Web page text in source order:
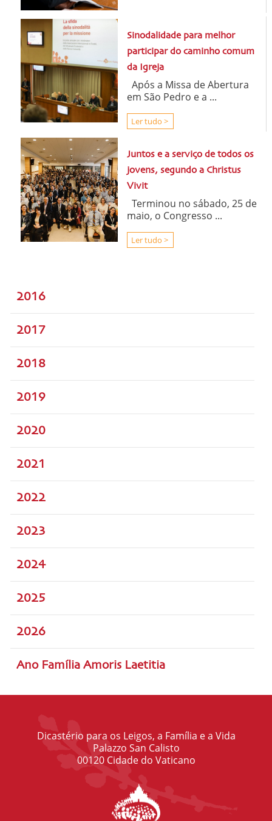
Sinodalidade para melhor
participar do caminho comum
da Igreja
Após a Missa de Abertura
em São Pedro e a ...
Ler tudo >
Juntos e a serviço de todos os
jovens, segundo a Christus
Vivit
Terminou no sábado, 25 de
maio, o Congresso ...
Ler tudo >
2016
2017
2018
2019
2020
2021
2022
2023
2024
2025
2026
Ano Família Amoris Laetitia
Dicastério para os Leigos, a Família e a Vida
Palazzo San Calisto
00120 Cidade do Vaticano